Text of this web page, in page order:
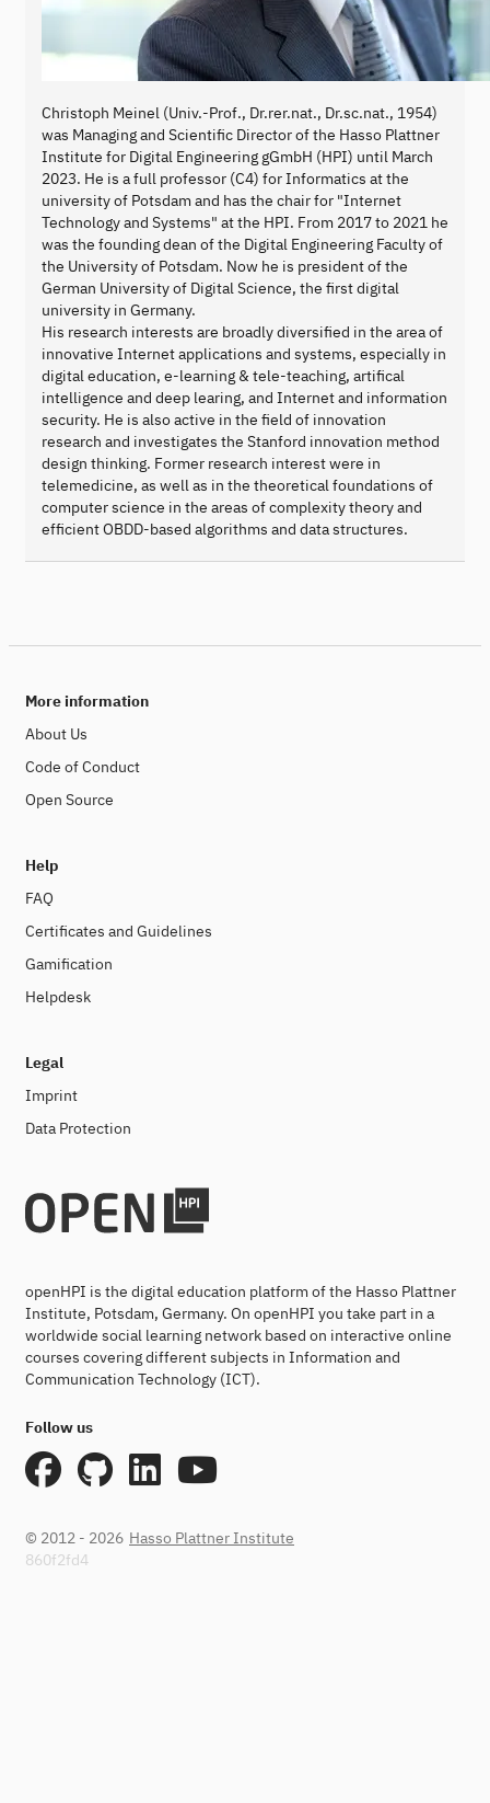
Christoph Meinel (Univ.-Prof., Dr.rer.nat., Dr.sc.nat., 1954)
was Managing and Scientific Director of the Hasso Plattner
Institute for Digital Engineering gGmbH (HPI) until March
2023. He is a full professor (C4) for Informatics at the
university of Potsdam and has the chair for "Internet
Technology and Systems" at the HPI. From 2017 to 2021 he
was the founding dean of the Digital Engineering Faculty of
the University of Potsdam. Now he is president of the
German University of Digital Science, the first digital
university in Germany.
His research interests are broadly diversified in the area of
innovative Internet applications and systems, especially in
digital education, e-learning & tele-teaching, artifical
intelligence and deep learing, and Internet and information
security. He is also active in the field of innovation
research and investigates the Stanford innovation method
design thinking. Former research interest were in
telemedicine, as well as in the theoretical foundations of
computer science in the areas of complexity theory and
efficient OBDD-based algorithms and data structures.
More information
About Us
Code of Conduct
Open Source
Help
FAQ
Certificates and Guidelines
Gamification
Helpdesk
Legal
Imprint
Data Protection
openHPI is the digital education platform of the Hasso Plattner
Institute, Potsdam, Germany. On openHPI you take part in a
worldwide social learning network based on interactive online
courses covering different subjects in Information and
Communication Technology (ICT).
Follow us
© 2012 - 2026 Hasso Plattner Institute
860f2fd4